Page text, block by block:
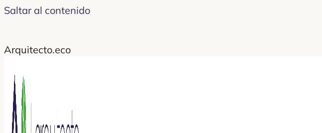
Saltar al contenido
Arquitecto.eco